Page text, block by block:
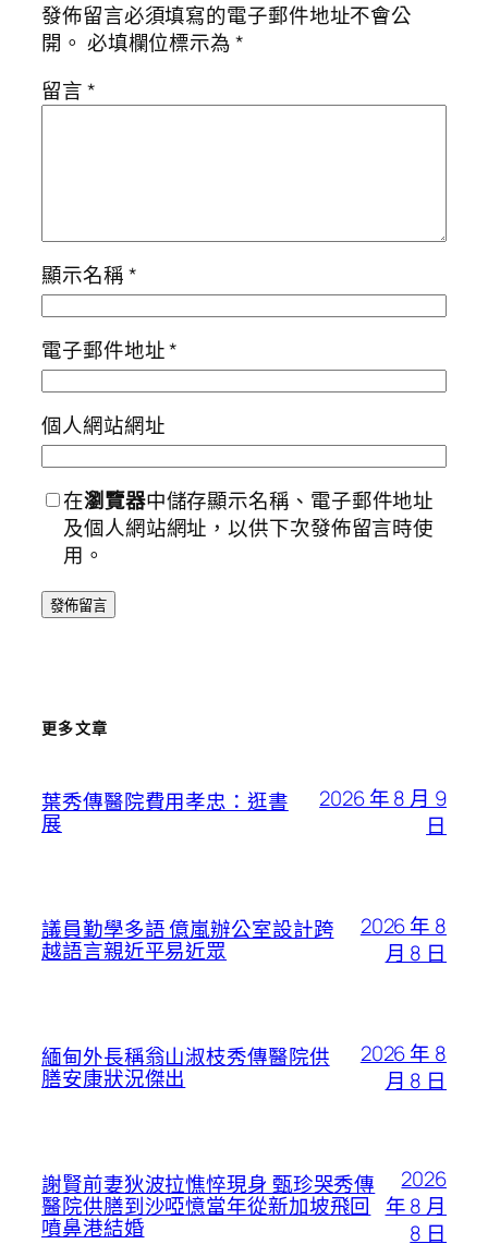
發佈留言必須填寫的電子郵件地址不會公
開。 必填欄位標示為*
留言*
顯示名稱*
電子郵件地址*
個人網站網址
在瀏覽器中儲存顯示名稱、電子郵件地址
及個人網站網址，以供下次發佈留言時使
用。
更多文章
葉秀傳醫院費用孝忠：逛書
展
2026 年 8 月 9
日
議員勤學多語 億嵐辦公室設計跨
越語言親近平易近眾
2026 年 8
月 8 日
緬甸外長稱翁山淑枝秀傳醫院供
膳安康狀況傑出
2026 年 8
月 8 日
謝賢前妻狄波拉憔悴現身 甄珍哭秀傳
醫院供膳到沙啞憶當年從新加坡飛回
噴鼻港結婚
2026
年 8 月
8 日